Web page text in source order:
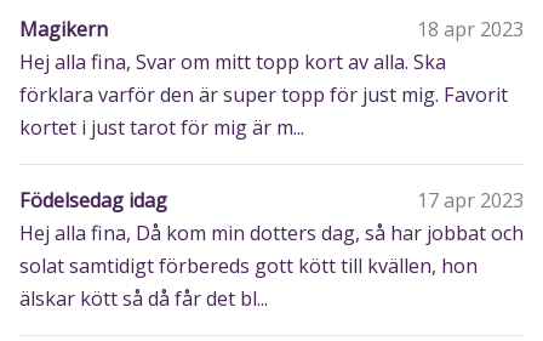
Magikern
18 apr 2023
Hej alla fina, Svar om mitt topp kort av alla. Ska
förklara varför den är super topp för just mig. Favorit
kortet i just tarot för mig är m...
Födelsedag idag
17 apr 2023
Hej alla fina, Då kom min dotters dag, så har jobbat och
solat samtidigt förbereds gott kött till kvällen, hon
älskar kött så då får det bl...